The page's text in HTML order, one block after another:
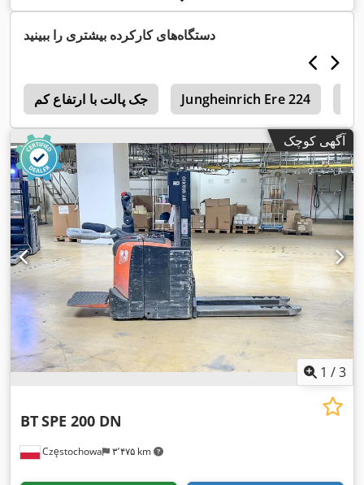
میلی‌متر, کارکرد:۲٬۵۰۰ کیلومتر ,
دستگاه‌های کارکرده بیشتری را ببینید
جک پالت با ارتفاع کم Jungheinrich Ere 224
آگهی کوچک
1 /3
Częstochowa ۳٬۴۷۵ km
BTSPE 200 DN